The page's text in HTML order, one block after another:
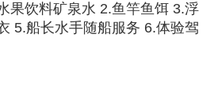
果饮料矿泉水 2.鱼竿鱼饵 3.浮
5.船长水手随船服务 6.体验驾